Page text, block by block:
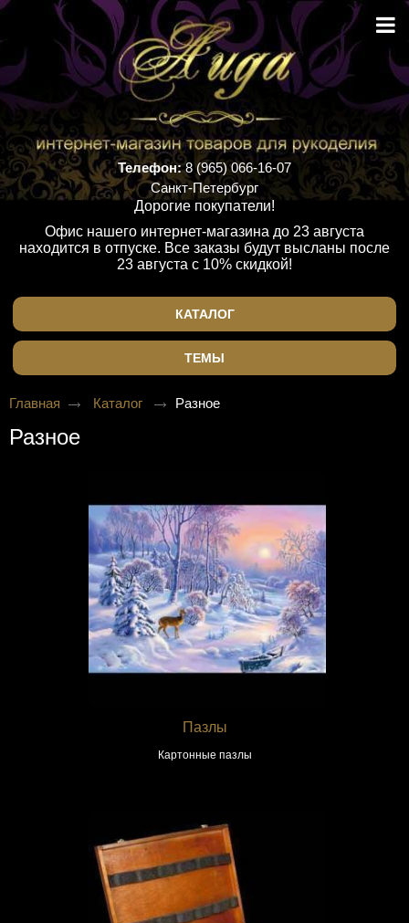
Телефон:8 (965) 066-16-07
Санкт-Петербург
Дорогие покупатели!
Офис нашего интернет-магазина до 23 августа
находится в отпуске. Все заказы будут высланы после
23 августа с 10% скидкой!
КАТАЛОГ
ТЕМЫ
Главная Каталог Разное
Разное
Пазлы
Картонные пазлы